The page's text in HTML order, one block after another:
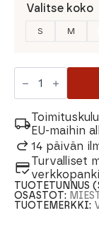
Valitse koko
S M
Vaude
Neyland
2.5L
Takki
määräEU-maihin
14 päivän
Turvalliset
TUOTETUNNUS
OSASTOT:
TUOTEMERKKI: